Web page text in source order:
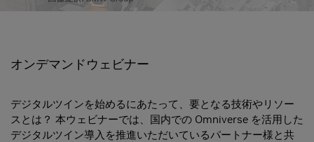
オンデマンドウェビナー
デジタルツインを始めるにあたって、要となる技術やリソー
スとは？ 本ウェビナーでは、国内での Omniverse を活用した
デジタルツイン導入を推進いただいているパートナー様と共